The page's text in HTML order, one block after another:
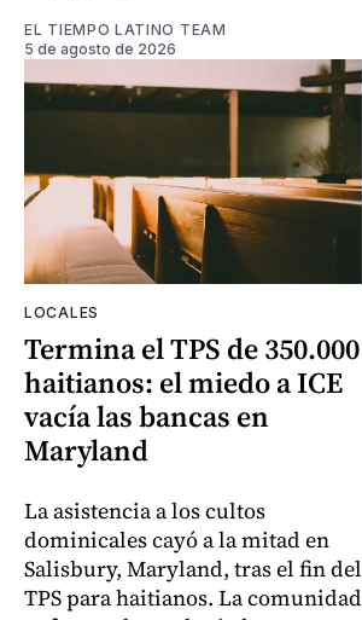
EL TIEMPO LATINO TEAM
5 de agosto de 2026
LOCALES
Termina el TPS de 350.000
haitianos: el miedo a ICE
vacía las bancas en
Maryland
La asistencia a los cultos
dominicales cayó a la mitad en
Salisbury, Maryland, tras el fin del
TPS para haitianos. La comunidad